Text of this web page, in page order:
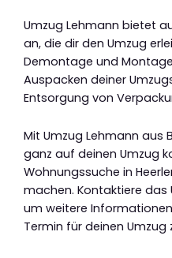
Umzug Lehmann bietet
an, die dir den Umzug
Demontage und
Auspacken deiner
Entsorgung von
Mit Umzug Lehmann aus
ganz auf deinen Umzug
Wohnungssuche in
machen. Kontaktiere
um weitere
Termin für deinen Umzug